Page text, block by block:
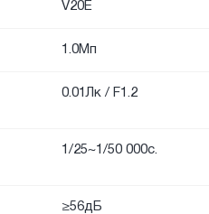
V20E
1.0Мп
0.01Лк / F1.2
1/25~1/50 000с.
≥56дБ